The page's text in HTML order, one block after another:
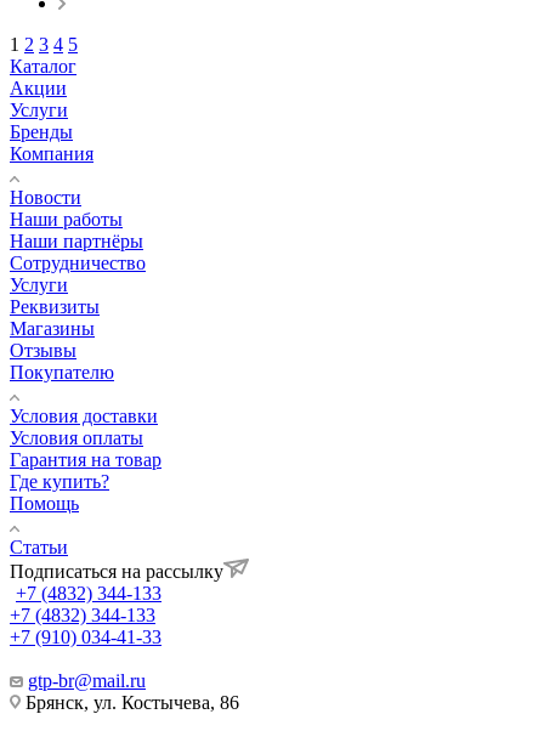
1 2 3 4 5
Каталог
Акции
Услуги
Бренды
Компания
Новости
Наши работы
Наши партнёры
Сотрудничество
Услуги
Реквизиты
Магазины
Отзывы
Покупателю
Условия доставки
Условия оплаты
Гарантия на товар
Где купить?
Помощь
Статьи
Подписаться на рассылку
+7 (4832) 344-133
+7 (4832) 344-133
+7 (910) 034-41-33
gtp-br@mail.ru
Брянск, ул. Костычева, 86